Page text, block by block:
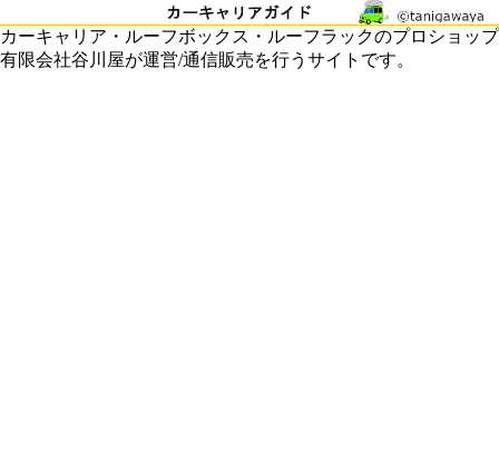
カーキャリア・ルーフボックス・ルーフラックのプロショップ
有限会社谷川屋が運営/通信販売を行うサイトです。